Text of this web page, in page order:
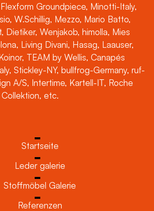
Groundpiece, Minotti-Italy,
W.Schillig, Mezzo, Mario Batto,
Dietiker, Wenjakob, himolla, Mies
Living Divani, Hasag, Laauser,
TEAM by Wellis, Canapés
Stickley-NY, bullfrog-Germany, ruf-
A/S, Intertime, Kartell-IT, Roche
etc.
Startseite
Leder galerie
Stoffmöbel Galerie
Referenzen